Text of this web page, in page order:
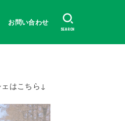
お問い合わせ
SEARCH
はこちら↓